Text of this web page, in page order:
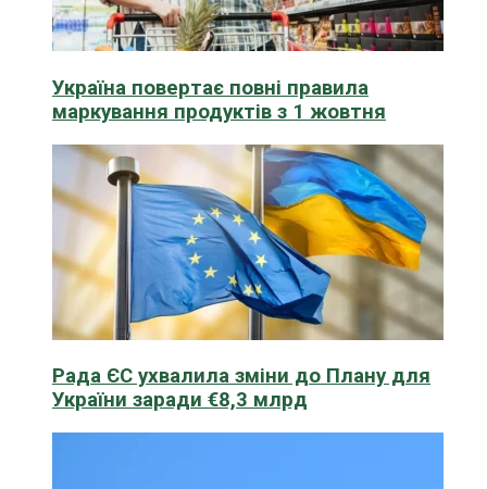
Україна повертає повні правила
маркування продуктів з 1 жовтня
Рада ЄС ухвалила зміни до Плану для
України заради €8,3 млрд